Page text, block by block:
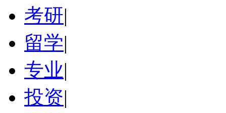
考研|
留学|
专业|
投资|